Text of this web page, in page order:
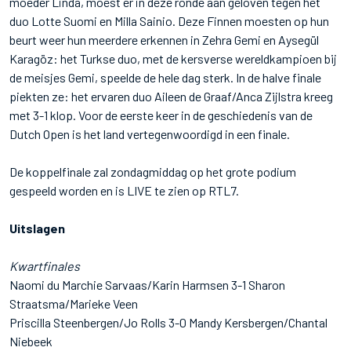
duo Lotte Suomi en Milla Sainio. Deze Finnen moesten op hun
beurt weer hun meerdere erkennen in Zehra Gemi en Aysegül
Karagöz: het Turkse duo, met de kersverse wereldkampioen bij
de meisjes Gemi, speelde de hele dag sterk. In de halve finale
piekten ze: het ervaren duo Aileen de Graaf/Anca Zijlstra kreeg
met 3-1 klop. Voor de eerste keer in de geschiedenis van de
Dutch Open is het land vertegenwoordigd in een finale.
De koppelfinale zal zondagmiddag op het grote podium
gespeeld worden en is LIVE te zien op RTL7.
Uitslagen
Kwartfinales
Naomi du Marchie Sarvaas/Karin Harmsen 3-1 Sharon
Straatsma/Marieke Veen
Priscilla Steenbergen/Jo Rolls 3-0 Mandy Kersbergen/Chantal
Niebeek